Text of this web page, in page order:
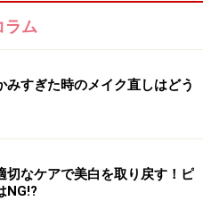
をある程度固定しないで縄
下の動きが大きくなってし
＆バストの下垂といったト
すので、バスト崩れを防止
ーツブラを着用するように
ラム
みすぎた時のメイク直しはどう
切なケアで美白を取り戻す！ピ
NG!?